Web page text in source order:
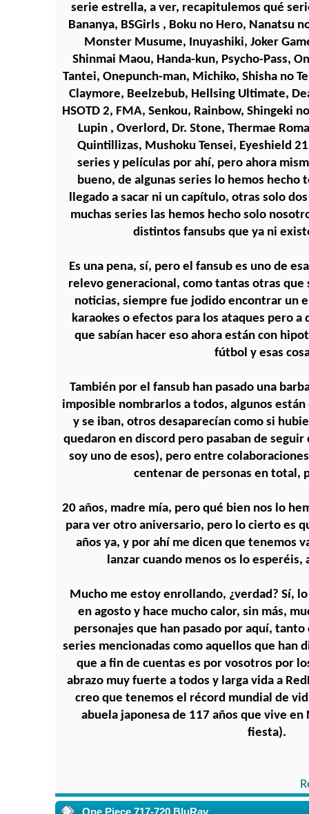
serie estrella, a ver, recapitulemos qué
Bananya, BSGirls , Boku no Hero, Nanatsu
Monster Musume, Inuyashiki, Joker
Shinmai Maou, Handa-kun, Psycho-Pass,
Tantei, Onepunch-man, Michiko, Shisha no
Claymore, Beelzebub, Hellsing Ultimate,
HSOTD 2, FMA, Senkou, Rainbow, Shingeki
Lupin , Overlord, Dr. Stone, Thermae
Quintillizas, Mushoku Tensei, Eyeshield
series y películas por ahí, pero ahora
bueno, de algunas series lo hemos hecho
llegado a sacar ni un capítulo, otras solo
muchas series las hemos hecho solo
distintos fansubs que ya ni
Es una pena, sí, pero el fansub es uno de
relevo generacional, como tantas otras
noticias, siempre fue jodido encontrar un
karaokes o efectos para los ataques pero a
que sabían hacer eso ahora están con
fútbol y esas
También por el fansub han pasado una
imposible nombrarlos a todos, algunos
y se iban, otros desaparecían como si
quedaron en discord pero pasaban de
soy uno de esos), pero entre
centenar de personas en total,
20 años, madre mía, pero qué bien nos lo
para ver otro aniversario, pero lo cierto es
años ya, y por ahí me dicen que tenemos
lanzar cuando menos os lo esperéis,
Mucho me estoy enrollando, ¿verdad? Sí,
en agosto y hace mucho calor, sin más,
personajes que han pasado por aquí,
series mencionadas como aquellos que han
que a fin de cuentas es por vosotros por
abrazo muy fuerte a todos y larga vida a
creo que tenemos el récord mundial de
abuela japonesa de 117 años que vive en
fiesta).